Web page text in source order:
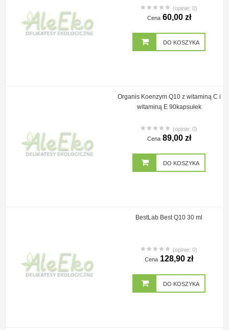
(opinie: 0)
Cena 60,00 zł
DO KOSZYKA
Organis Koenzym Q10 z witaminą C i
witaminą E 90kapsułek
(opinie: 0)
Cena 89,00 zł
DO KOSZYKA
BestLab Best Q10 30 ml
(opinie: 0)
Cena 128,90 zł
DO KOSZYKA